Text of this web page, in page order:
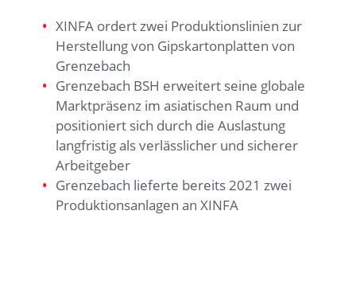
XINFA ordert zwei Produktionslinien zur
Herstellung von Gipskartonplatten von
Grenzebach
Grenzebach BSH erweitert seine globale
Marktpräsenz im asiatischen Raum und
positioniert sich durch die Auslastung
langfristig als verlässlicher und sicherer
Arbeitgeber
Grenzebach lieferte bereits 2021 zwei
Produktionsanlagen an XINFA